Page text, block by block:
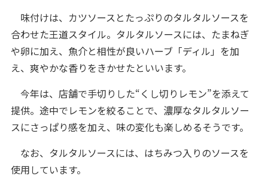
味付けは、カツソースとたっぷりのタルタルソースを
合わせた王道スタイル。タルタルソースには、たまねぎ
や卵に加え、魚介と相性が良いハーブ「ディル」を加
え、爽やかな香りをきかせたといいます。
今年は、店舗で手切りした“くし切りレモン”を添えて
提供。途中でレモンを絞ることで、濃厚なタルタルソー
スにさっぱり感を加え、味の変化も楽しめるそうです。
なお、タルタルソースには、はちみつ入りのソースを
使用しています。